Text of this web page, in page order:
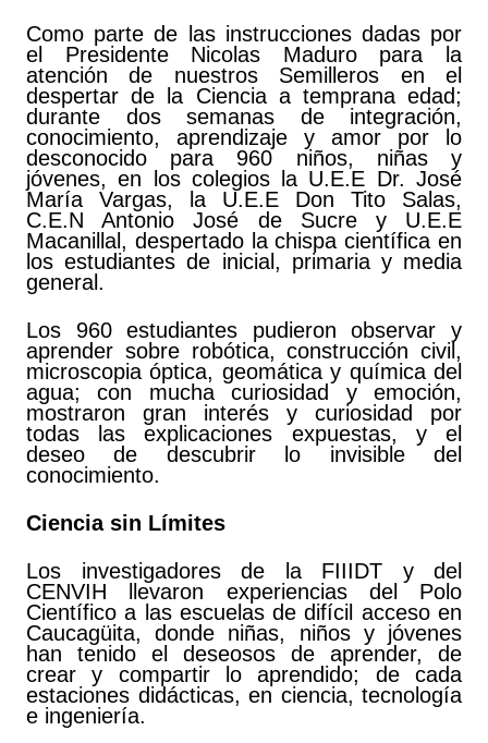
Como parte de las instrucciones dadas por
el Presidente Nicolas Maduro para la
atención de nuestros Semilleros en el
despertar de la Ciencia a temprana edad;
durante dos semanas de integración,
conocimiento, aprendizaje y amor por lo
desconocido para 960 niños, niñas y
jóvenes, en los colegios la U.E.E Dr. José
María Vargas, la U.E.E Don Tito Salas,
C.E.N Antonio José de Sucre y U.E.E
Macanillal, despertado la chispa científica en
los estudiantes de inicial, primaria y media
general.
Los 960 estudiantes pudieron observar y
aprender sobre robótica, construcción civil,
microscopia óptica, geomática y química del
agua; con mucha curiosidad y emoción,
mostraron gran interés y curiosidad por
todas las explicaciones expuestas, y el
deseo de descubrir lo invisible del
conocimiento.
Ciencia sin Límites
Los investigadores de la FIIIDT y del
CENVIH llevaron experiencias del Polo
Científico a las escuelas de difícil acceso en
Caucagüita, donde niñas, niños y jóvenes
han tenido el deseosos de aprender, de
crear y compartir lo aprendido; de cada
estaciones didácticas, en ciencia, tecnología
e ingeniería.